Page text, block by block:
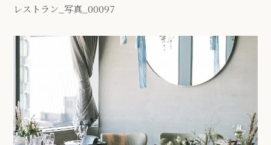
レストラン_写真_00097